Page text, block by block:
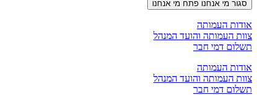
סגור מי אנחנו פתח מי אנחנו
אודות העמותה
צוות העמותה והועד המנהל
תשלום דמי חבר
אודות העמותה
צוות העמותה והועד המנהל
תשלום דמי חבר